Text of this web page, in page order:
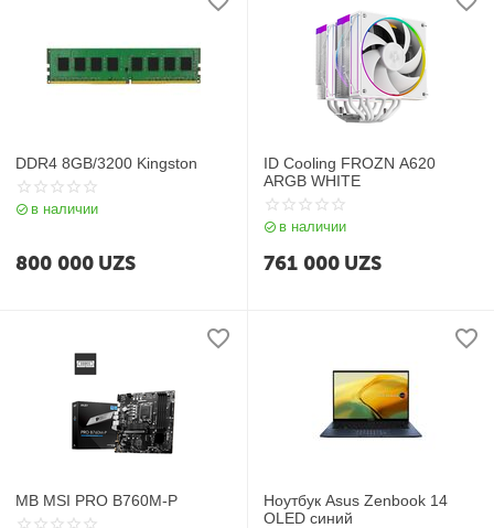
DDR4 8GB/3200 Kingston
в наличии
800 000 UZS
ID Cooling FROZN A620
ARGB WHITE
в наличии
761 000 UZS
MB MSI PRO B760M-P
Ноутбук Asus Zenbook 14
OLED синий